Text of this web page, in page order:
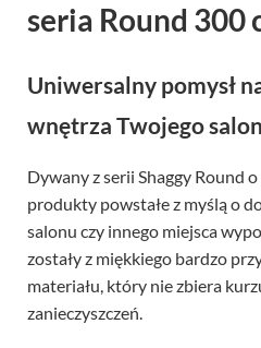
seria Round 300
Uniwersalny pomysł
wnętrza Twojego
Dywany z serii Shaggy Round
produkty powstałe z myślą o
salonu czy innego miejsca
zostały z miękkiego bardzo
materiału, który nie zbiera
zanieczyszczeń.